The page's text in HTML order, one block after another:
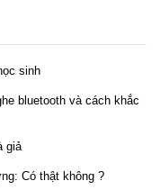
sinh
bluetooth và cách khắc
giả
Có thật không ?